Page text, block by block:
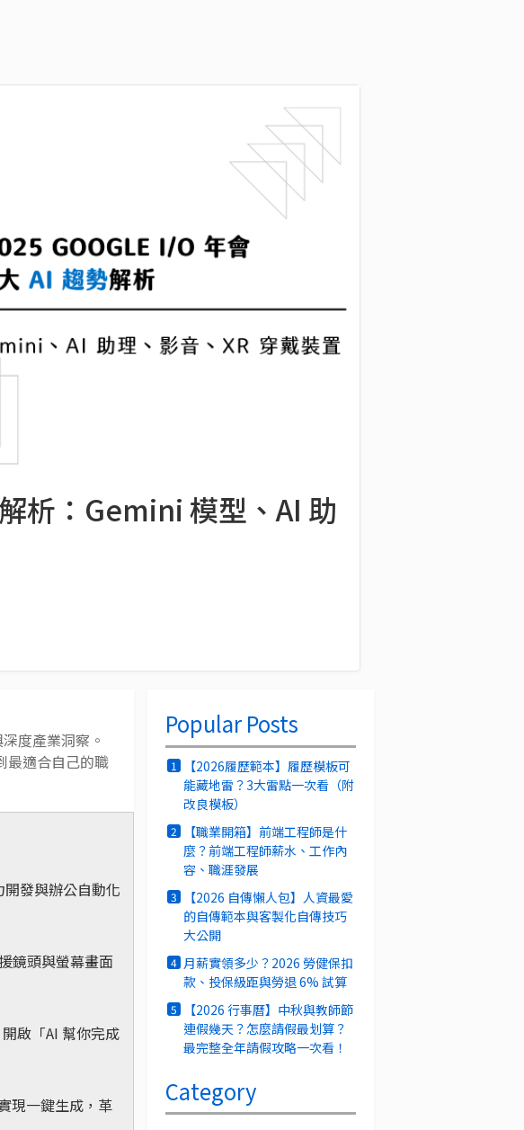
析：Gemini 模型、AI 助
度產業洞察。
最適合自己的職
開發與辦公自動化
鏡頭與螢幕畫面
啟「AI 幫你完成
現一鍵生成，革
Popular Posts
1
【2026履歷範本】履歷模板可
能藏地雷？3大雷點一次看（附
改良模板）
2
【職業開箱】前端工程師是什
麼？前端工程師薪水、工作內
容、職涯發展
3
【2026 自傳懶人包】人資最愛
的自傳範本與客製化自傳技巧
大公開
4 月薪實領多少？2026 勞健保扣
款、投保級距與勞退 6% 試算
5
【2026 行事曆】中秋與教師節
連假幾天？怎麼請假最划算？
最完整全年請假攻略一次看！
Category